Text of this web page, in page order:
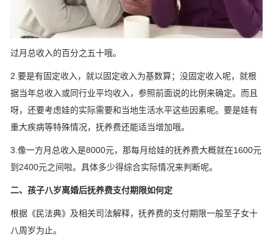
过月总收入的百分之五十哦。
2.要是有固定收入，就以固定收入为基数算；没固定收入呢，就根
据当年总收入或同行业平均收入，参照前面说的比例来确定。而且
呀，还要考虑娃的实际需要和当地生活水平这些因素呢。要是娃有
重大疾病等特殊情况，抚养费还能适当增加哦。
3.像一方月总收入是8000元，那每月给娃的抚养费大概就在1600元
到2400元之间啦。具体多少得综合实际情况来判断呢。
二、孩子八岁离婚后抚养费支付期限如何定
根据《民法典》及相关司法解释，抚养费的支付期限一般至子女十
八周岁为止。